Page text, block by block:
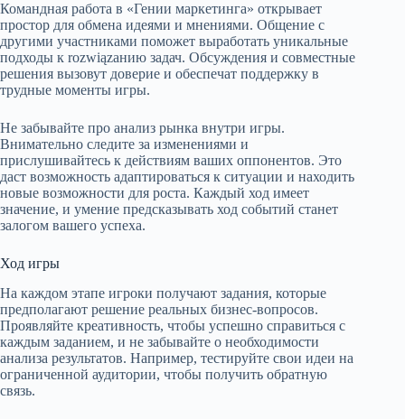
Командная работа в «Гении маркетинга» открывает
простор для обмена идеями и мнениями. Общение с
другими участниками поможет выработать уникальные
подходы к rozwiązанию задач. Обсуждения и совместные
решения вызовут доверие и обеспечат поддержку в
трудные моменты игры.
Не забывайте про анализ рынка внутри игры.
Внимательно следите за изменениями и
прислушивайтесь к действиям ваших оппонентов. Это
даст возможность адаптироваться к ситуации и находить
новые возможности для роста. Каждый ход имеет
значение, и умение предсказывать ход событий станет
залогом вашего успеха.
Ход игры
На каждом этапе игроки получают задания, которые
предполагают решение реальных бизнес-вопросов.
Проявляйте креативность, чтобы успешно справиться с
каждым заданием, и не забывайте о необходимости
анализа результатов. Например, тестируйте свои идеи на
ограниченной аудитории, чтобы получить обратную
связь.